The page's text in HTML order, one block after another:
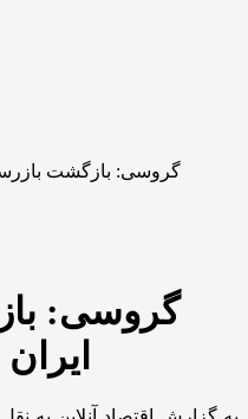
گروسی: بازگشت
گروسی: